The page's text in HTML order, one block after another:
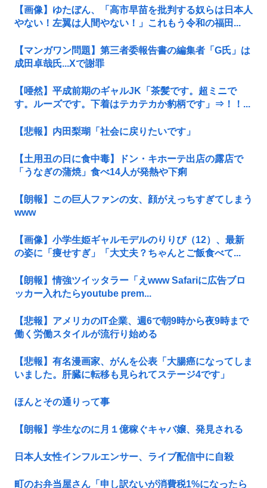
【画像】ゆたぼん、「高市早苗を批判する奴らは日本人
やない！左翼は人間やない！」これもう令和の福田...
【マンガワン問題】第三者委報告書の編集者「G氏」は
成田卓哉氏...Xで謝罪
【唖然】平成前期のギャルJK「茶髪です。超ミニで
す。ルーズです。下着はテカテカか豹柄です」⇒！！...
【悲報】内田梨瑚「社会に戻りたいです」
【土用丑の日に食中毒】ドン・キホーテ出店の露店で
「うなぎの蒲焼」食べ14人が発熱や下痢
【朗報】この巨人ファンの女、顔がえっちすぎてしまう
www
【画像】小学生姫ギャルモデルのりりぴ（12）、最新
の姿に「痩せすぎ」「大丈夫？ちゃんとご飯食べて...
【朗報】情強ツイッタラー「えwww Safariに広告ブロ
ッカー入れたらyoutube prem...
【悲報】アメリカのIT企業、週6で朝9時から夜9時まで
働く労働スタイルが流行り始める
【悲報】有名漫画家、がんを公表「大腸癌になってしま
いました。肝臓に転移も見られてステージ4です」
ほんとその通りって事
【朗報】学生なのに月１億稼ぐキャバ嬢、発見される
日本人女性インフルエンサー、ライブ配信中に自殺
町のお弁当屋さん「申し訳ないが消費税1%になったら